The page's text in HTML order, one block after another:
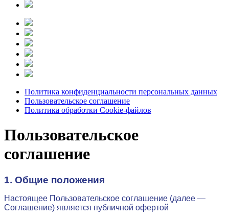
Политика конфиденциальности персональных данных
Пользовательское соглашение
Политика обработки Cookie-файлов
Пользовательское
соглашение
1. Общие положения
Настоящее Пользовательское соглашение (далее —
Соглашение) является публичной офертой